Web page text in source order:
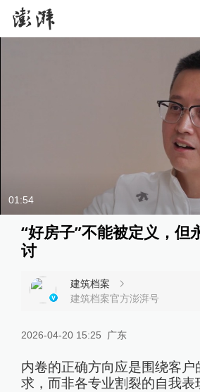
01:54
“好房子”不能被定义，但
讨
建筑档案
建筑档案官方澎湃号
2026-04-20 15:25 广东
内卷的正确方向应是围绕客户
求，而非各专业割裂的自我表